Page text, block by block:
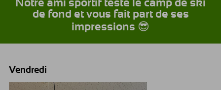
Notre ami sportif teste le camp de ski
de fond et vous fait part de ses
impressions 😎
Vendredi